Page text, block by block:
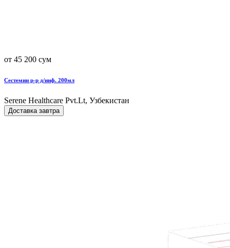
от 45 200 сум
Сестемин р-р д/инф. 200мл
Serene Healthcare Pvt.Lt, Узбекистан
Доставка завтра